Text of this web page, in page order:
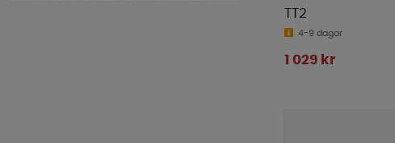
TT2
4-9 dagar
1 029 kr